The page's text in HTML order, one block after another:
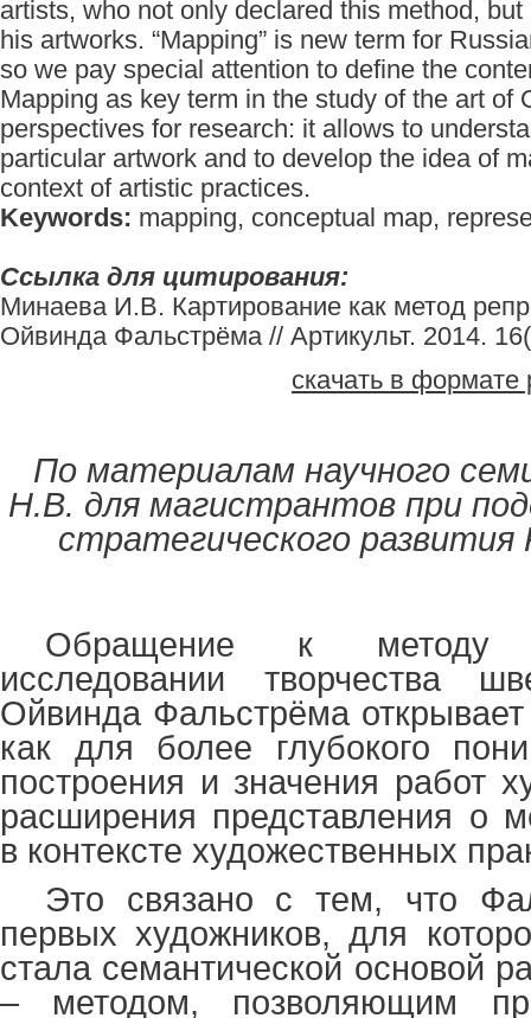
artists, who not only declared this method,
his artworks. “Mapping” is new term for
so we pay special attention to define the
Mapping as key term in the study of the art of
perspectives for research: it allows to
particular artwork and to develop the idea of
context of artistic practices.
Keywords: mapping, conceptual map,
Ссылка для цитирования:
Минаева И.В. Картирование как метод
Ойвинда Фальстрёма // Артикульт. 2014.
скачать в формате
По материалам научного
Н.В. для магистрантов при
стратегического развития
Обращение к методу
исследовании творчества
Ойвинда Фальстрёма
как для более глубокого
построения и значения работ
расширения представления о
в контексте художественных
Это связано с тем, что
первых художников, для
стала семантической основой
– методом, позволяющим